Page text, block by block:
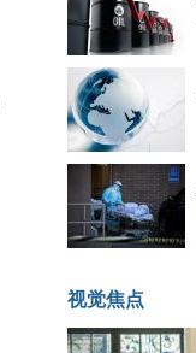
视觉焦点